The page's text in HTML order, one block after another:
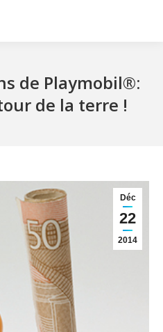
de Playmobil®:
de la terre !
Déc
22
2014